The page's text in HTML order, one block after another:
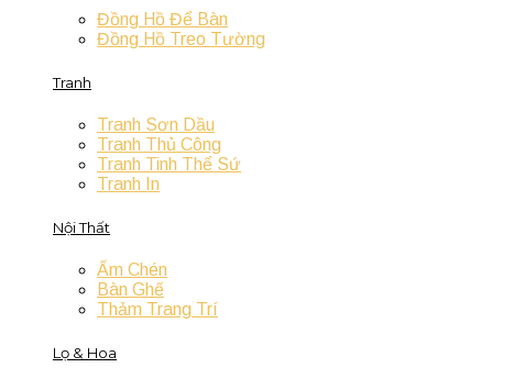
Đồng Hồ Để Bàn
Đồng Hồ Treo Tường
Tranh
Tranh Sơn Dầu
Tranh Thủ Công
Tranh Tinh Thể Sứ
Tranh In
Nội Thất
Ấm Chén
Bàn Ghế
Thảm Trang Trí
Lọ & Hoa